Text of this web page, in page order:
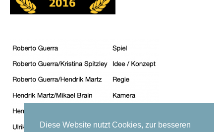
Diese Website nutzt Cookies, zur besseren